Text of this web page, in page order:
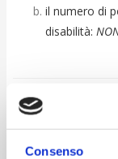
Consenso
il numero di
disabilità:
APP